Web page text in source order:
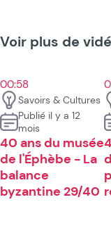
Voir plus de
00:58
Savoirs & Cultures
Publié il y a 12
mois
40 ans du musée
de l'Éphèbe - La
balance
byzantine 29/40